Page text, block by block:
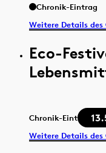
Chronik-Eintrag
Weitere Details
Eco-
Chronik-Eintrag
Weitere Details